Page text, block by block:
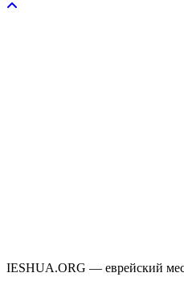
IESHUA.ORG — еврейский